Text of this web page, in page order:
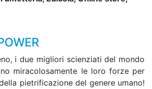
i due migliori scienziati del mondo
miracolosamente le loro forze per
pietrificazione del genere umano!